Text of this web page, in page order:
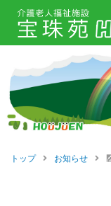
Skip
トップ お知らせ